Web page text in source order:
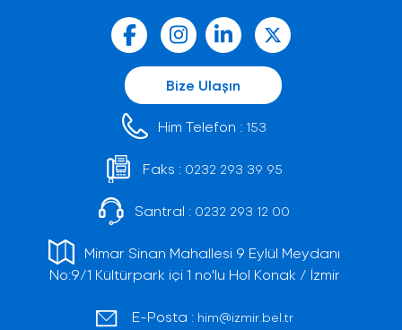
Bize Ulaşın
Him Telefon : 153
Faks : 0232 293 39 95
Santral : 0232 293 12 00
Mimar Sinan Mahallesi 9 Eylül Meydanı
No:9/1 Kültürpark içi 1 no'lu Hol Konak / İzmir
E-Posta : him@izmir.bel.tr